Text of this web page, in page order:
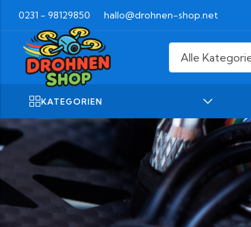
0231 - 98129850 hallo@drohnen-shop.net
KATEGORIEN